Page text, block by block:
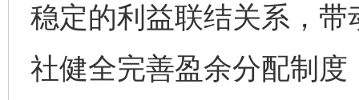
稳定的利益联结关系，
社健全完善盈余分配制